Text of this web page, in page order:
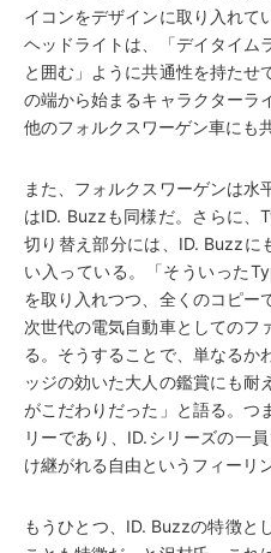
イコンをデザインに取り入れて
ヘッドライトは、「デイタイム
と囲む」ように共通性を持たせ
の端から始まるキャラクターラ
他のフォルクスワーゲン車にも
また、フォルクスワーゲンは水
はID. Buzzも同様だ。さらに、
切り替え部分には、ID. Buzzに
い入っている。「そういった
を取り入れつつ、全くのコピー
次世代の電気自動車としてのフ
る。そうすることで、単なるか
ッジの効いた大人の鑑賞にも耐
がこだわりだった」と語る。つ
リーであり、ID.シリーズの一
け継がれる自由というフィーリ
もうひとつ、ID. Buzzの特徴と